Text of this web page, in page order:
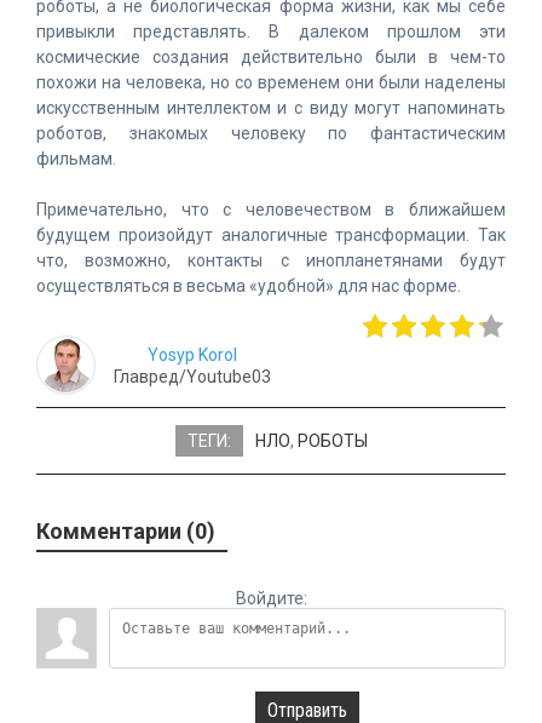
роботы, а не биологическая форма жизни, как мы себе
привыкли представлять. В далеком прошлом эти
космические создания действительно были в чем-то
похожи на человека, но со временем они были наделены
искусственным интеллектом и с виду могут напоминать
роботов, знакомых человеку по фантастическим
фильмам.
Примечательно, что с человечеством в ближайшем
будущем произойдут аналогичные трансформации. Так
что, возможно, контакты с инопланетянами будут
осуществляться в весьма «удобной» для нас форме.
Yosyp Korol
Главред/Youtube03
ТЕГИ: НЛО, РОБОТЫ
Комментарии (0)
Войдите:
Отправить